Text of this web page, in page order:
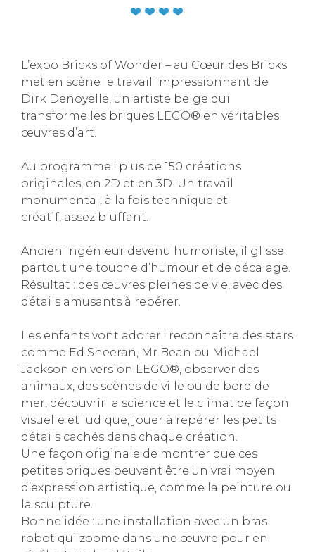
L’expo Bricks of Wonder – au Cœur des Bricks
met en scène le travail impressionnant de
Dirk Denoyelle, un artiste belge qui
transforme les briques LEGO® en véritables
œuvres d’art.
Au programme : plus de 150 créations
originales, en 2D et en 3D. Un travail
monumental, à la fois technique et
créatif, assez bluffant.
Ancien ingénieur devenu humoriste, il glisse
partout une touche d’humour et de décalage.
Résultat : des œuvres pleines de vie, avec des
détails amusants à repérer.
Les enfants vont adorer : reconnaître des stars
comme Ed Sheeran, Mr Bean ou Michael
Jackson en version LEGO®, observer des
animaux, des scènes de ville ou de bord de
mer, découvrir la science et le climat de façon
visuelle et ludique, jouer à repérer les petits
détails cachés dans chaque création.
Une façon originale de montrer que ces
petites briques peuvent être un vrai moyen
d’expression artistique, comme la peinture ou
la sculpture.
Bonne idée : une installation avec un bras
robot qui zoome dans une œuvre pour en